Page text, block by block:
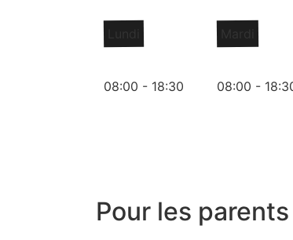
08:00 - 18:30 08:00 -
Pour les parents